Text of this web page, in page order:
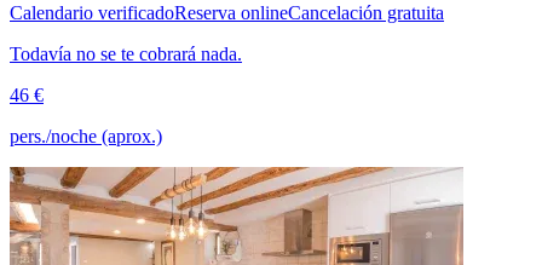
Calendario verificadoReserva onlineCancelación gratuita
Todavía no se te cobrará nada.
46 €
pers./noche (aprox.)